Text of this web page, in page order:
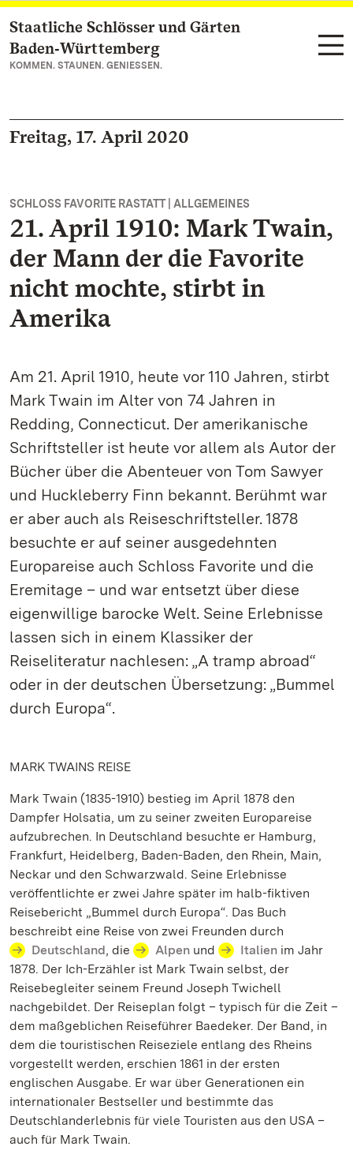
Zum Hauptinhalt springen
Staatliche Schlösser und Gärten
Baden‑Württemberg
KOMMEN. STAUNEN. GENIESSEN.
Freitag, 17. April 2020
SCHLOSS FAVORITE RASTATT | ALLGEMEINES
21. April 1910: Mark Twain,
der Mann der die Favorite
nicht mochte, stirbt in
Amerika
Am 21. April 1910, heute vor 110 Jahren, stirbt
Mark Twain im Alter von 74 Jahren in
Redding, Connecticut. Der amerikanische
Schriftsteller ist heute vor allem als Autor der
Bücher über die Abenteuer von Tom Sawyer
und Huckleberry Finn bekannt. Berühmt war
er aber auch als Reiseschriftsteller. 1878
besuchte er auf seiner ausgedehnten
Europareise auch Schloss Favorite und die
Eremitage – und war entsetzt über diese
eigenwillige barocke Welt. Seine Erlebnisse
lassen sich in einem Klassiker der
Reiseliteratur nachlesen: „A tramp abroad“
oder in der deutschen Übersetzung: „Bummel
durch Europa“.
MARK TWAINS REISE
Mark Twain (1835-1910) bestieg im April 1878 den
Dampfer Holsatia, um zu seiner zweiten Europareise
aufzubrechen. In Deutschland besuchte er Hamburg,
Frankfurt, Heidelberg, Baden-Baden, den Rhein, Main,
Neckar und den Schwarzwald. Seine Erlebnisse
veröffentlichte er zwei Jahre später im halb-fiktiven
Reisebericht „Bummel durch Europa“. Das Buch
beschreibt eine Reise von zwei Freunden durch
Deutschland, die Alpen und Italien im Jahr
1878. Der Ich-Erzähler ist Mark Twain selbst, der
Reisebegleiter seinem Freund Joseph Twichell
nachgebildet. Der Reiseplan folgt – typisch für die Zeit –
dem maßgeblichen Reiseführer Baedeker. Der Band, in
dem die touristischen Reiseziele entlang des Rheins
vorgestellt werden, erschien 1861 in der ersten
englischen Ausgabe. Er war über Generationen ein
internationaler Bestseller und bestimmte das
Deutschlanderlebnis für viele Touristen aus den USA –
auch für Mark Twain.